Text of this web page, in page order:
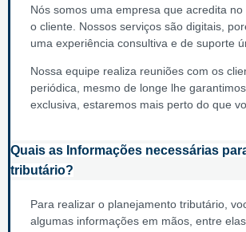
Nós somos uma empresa que acredita
o cliente. Nossos serviços são digitais,
uma experiência consultiva e de suporte
Nossa equipe realiza reuniões com os
periódica, mesmo de longe lhe
exclusiva, estaremos mais perto do que
Quais as Informações necessárias
tributário?
Para realizar o planejamento tributário,
algumas informações em mãos, entre